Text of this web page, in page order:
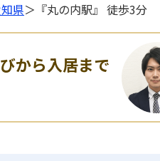
県＞『丸の内駅』 徒歩3分
から入居まで